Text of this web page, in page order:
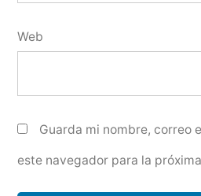
Web
Guarda mi nombre, correo
este navegador para la